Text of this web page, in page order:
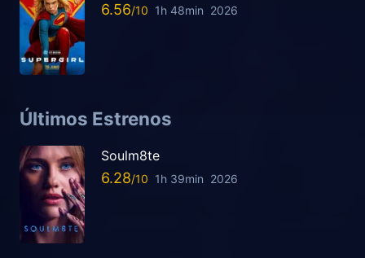
6.56 1h 48min 2026
Últimos Estrenos
Soulm8te
6.28 1h 39min 2026